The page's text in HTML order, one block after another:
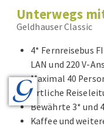
Unterwegs
Geldhauser Classic
4* Fernreisebus
LAN und 220 V-
Maximal 40
Örtliche
Bewährte 3* und
Kaffee und